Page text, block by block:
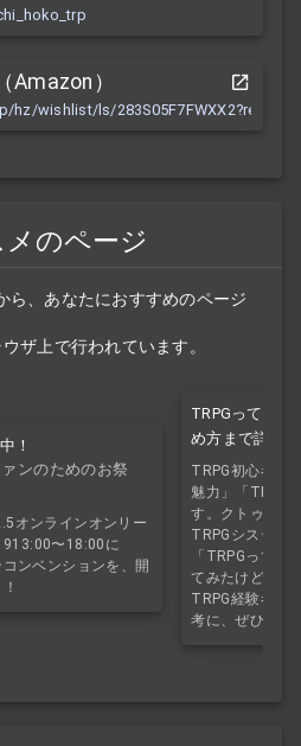
Amazon）
hz/wishlist/ls/
のページ
ら、あなたにおすすめのページ
ザ上で行われています。
！
ンのためのお祭
オンラインオンリー
〜18:00に
ンベンションを、開
TRPGって何
め方まで詳し
TRPG初心者向
魅力」「TRPG
す。クトゥルフ
TRPGシステム
「TRPGって何
てみたけど誰と
TRPG経験者も
考に、ぜひみて